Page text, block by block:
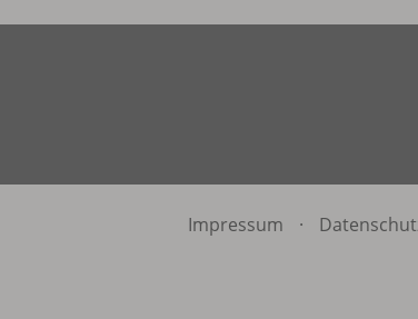
Impressum ·